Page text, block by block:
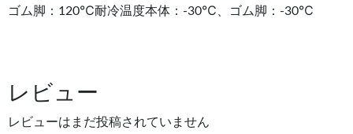
ゴム脚：120℃耐冷温度本体：-30℃、ゴム脚：-30℃
レビュー
レビューはまだ投稿されていません